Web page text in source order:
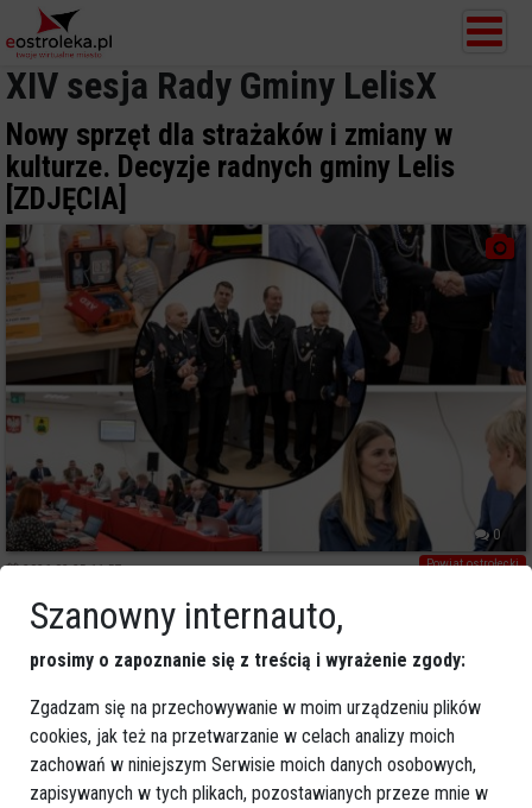
XIV sesja Rady Gminy LelisX
Nowy sprzęt dla strażaków i zmiany w
kulturze. Decyzje radnych gminy Lelis
[ZDJĘCIA]
0
Powiat ostrołecki
2026-02-25 11:57
Poprzednia
Ostrołęka
Powiat ostrołecki
Sport
Szanowny internauto,
prosimy o zapoznanie się z treścią i wyrażenie zgody:
Zgadzam się na przechowywanie w moim urządzeniu plików
cookies, jak też na przetwarzanie w celach analizy moich
zachowań w niniejszym Serwisie moich danych osobowych,
zapisywanych w tych plikach, pozostawianych przeze mnie w